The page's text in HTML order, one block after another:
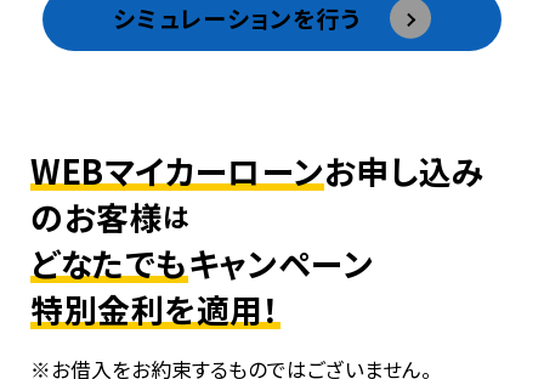
シミュレーションを⾏う
WEBマイカーローンお申し込み
のお客様は
どなたでもキャンペーン
特別金利を適用！
お借⼊をお約束するものではございません。